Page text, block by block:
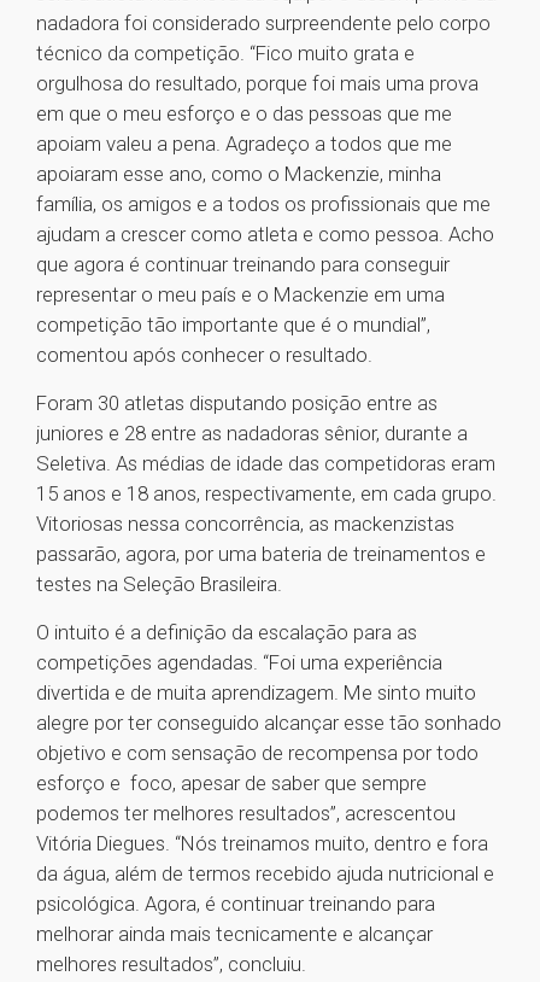
nadadora foi considerado surpreendente pelo corpo
técnico da competição. “Fico muito grata e
orgulhosa do resultado, porque foi mais uma prova
em que o meu esforço e o das pessoas que me
apoiam valeu a pena. Agradeço a todos que me
apoiaram esse ano, como o Mackenzie, minha
família, os amigos e a todos os profissionais que me
ajudam a crescer como atleta e como pessoa. Acho
que agora é continuar treinando para conseguir
representar o meu país e o Mackenzie em uma
competição tão importante que é o mundial”,
comentou após conhecer o resultado.
Foram 30 atletas disputando posição entre as
juniores e 28 entre as nadadoras sênior, durante a
Seletiva. As médias de idade das competidoras eram
15 anos e 18 anos, respectivamente, em cada grupo.
Vitoriosas nessa concorrência, as mackenzistas
passarão, agora, por uma bateria de treinamentos e
testes na Seleção Brasileira.
O intuito é a definição da escalação para as
competições agendadas. “Foi uma experiência
divertida e de muita aprendizagem. Me sinto muito
alegre por ter conseguido alcançar esse tão sonhado
objetivo e com sensação de recompensa por todo
esforço e foco, apesar de saber que sempre
podemos ter melhores resultados”, acrescentou
Vitória Diegues. “Nós treinamos muito, dentro e fora
da água, além de termos recebido ajuda nutricional e
psicológica. Agora, é continuar treinando para
melhorar ainda mais tecnicamente e alcançar
melhores resultados”, concluiu.